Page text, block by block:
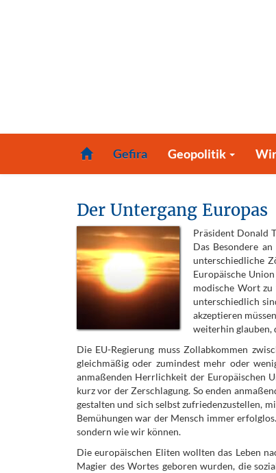
Gefira Geopolitik
Der Untergang Europas
Präsident Donald
Das Besondere
unterschiedliche
Europäische
modische Wort
unterschiedlich
akzeptieren
weiterhin glauben,
Die EU-Regierung muss Zollabkommen
gleichmäßig oder zumindest mehr oder
anmaßenden Herrlichkeit der Europäischen
kurz vor der Zerschlagung. So enden
gestalten und sich selbst zufriedenzustellen,
Bemühungen war der Mensch immer
sondern wie wir können.
Die europäischen Eliten wollten das Leben
Magier des Wortes geboren wurden, die